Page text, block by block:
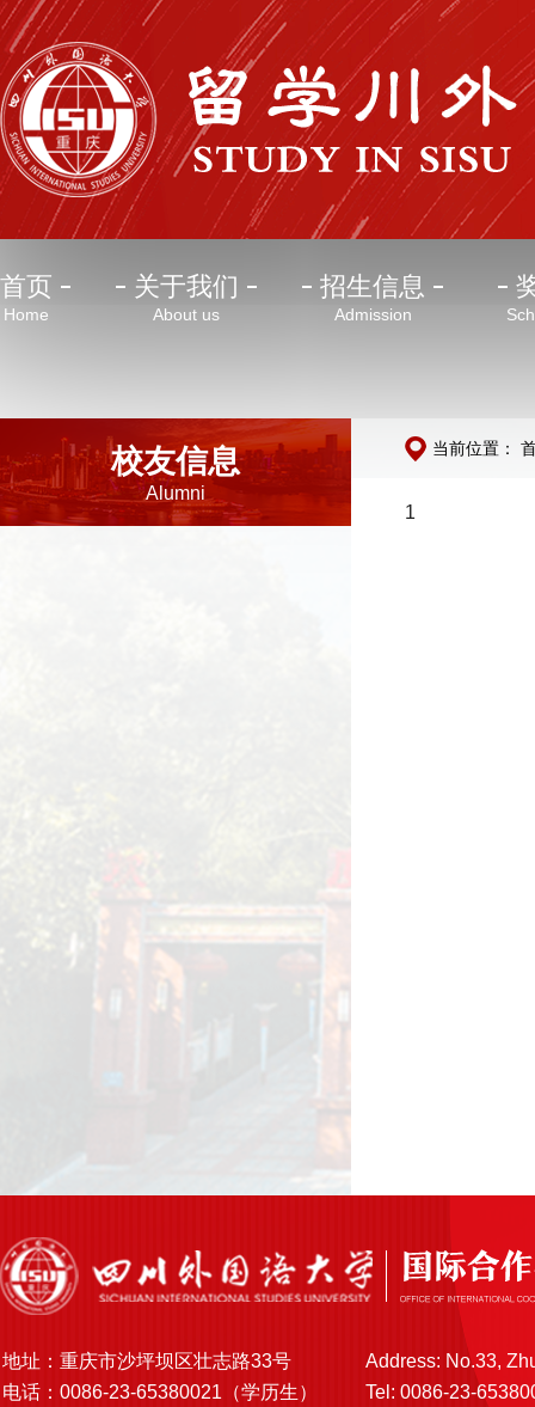
首页
Home
关于我们
About us
招生信息
Admission
校友信息
Alumni
当前位置：
1
地址：重庆市沙坪坝区壮志路33号
Address: No.33,
电话：0086-23-65380021（学历生）
Tel: 0086-23-